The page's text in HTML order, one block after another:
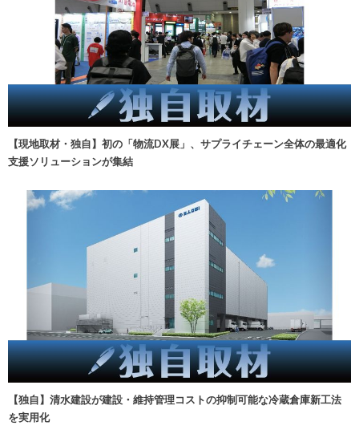
【現地取材・独自】初の「物流DX展」、サプライチェーン全体の最適化
支援ソリューションが集結
【独自】清水建設が建設・維持管理コストの抑制可能な冷蔵倉庫新工法
を実用化